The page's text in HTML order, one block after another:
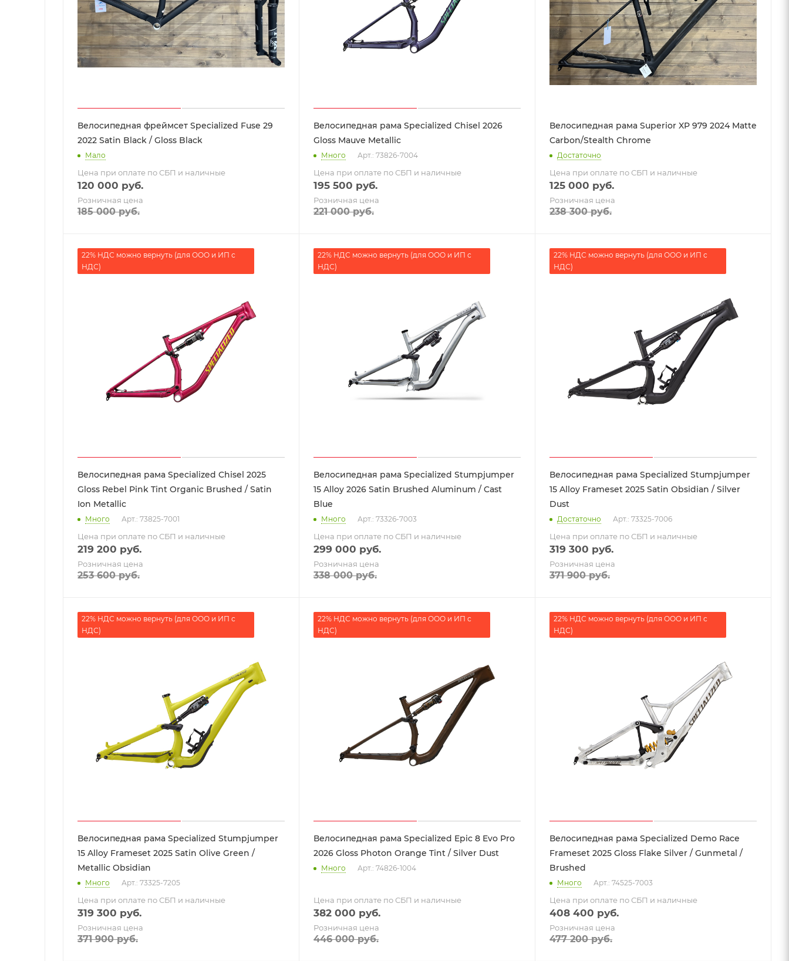
Велосипедная фреймсет Specialized Fuse 29
2022 Satin Black / Gloss Black
Мало
Цена при оплате по СБП и наличные
120 000 руб.
Розничная цена
185 000руб.
Велосипедная рама Specialized Chisel 2026
Gloss Mauve Metallic
Много Арт.: 73826-7004
Цена при оплате по СБП и наличные
195 500 руб.
Розничная цена
221 000руб.
Велосипедная рама Superior XP 979 2024 Matte
Carbon/Stealth Chrome
Достаточно
Цена при оплате по СБП и наличные
125 000 руб.
Розничная цена
238 300руб.
22% НДС можно вернуть (для ООО и ИП с
НДС)
Велосипедная рама Specialized Chisel 2025
Gloss Rebel Pink Tint Organic Brushed / Satin
Ion Metallic
Много Арт.: 73825-7001
Цена при оплате по СБП и наличные
219 200 руб.
Розничная цена
253 600руб.
22% НДС можно вернуть (для ООО и ИП с
НДС)
Велосипедная рама Specialized Stumpjumper
15 Alloy 2026 Satin Brushed Aluminum / Cast
Blue
Много Арт.: 73326-7003
Цена при оплате по СБП и наличные
299 000 руб.
Розничная цена
338 000руб.
22% НДС можно вернуть (для ООО и ИП с
НДС)
Велосипедная рама Specialized Stumpjumper
15 Alloy Frameset 2025 Satin Obsidian / Silver
Dust
Достаточно Арт.: 73325-7006
Цена при оплате по СБП и наличные
319 300 руб.
Розничная цена
371 900руб.
22% НДС можно вернуть (для ООО и ИП с
НДС)
Велосипедная рама Specialized Stumpjumper
15 Alloy Frameset 2025 Satin Olive Green /
Metallic Obsidian
Много Арт.: 73325-7205
Цена при оплате по СБП и наличные
319 300 руб.
Розничная цена
371 900руб.
22% НДС можно вернуть (для ООО и ИП с
НДС)
Велосипедная рама Specialized Epic 8 Evo Pro
2026 Gloss Photon Orange Tint / Silver Dust
Много Арт.: 74826-1004
Цена при оплате по СБП и наличные
382 000 руб.
Розничная цена
446 000руб.
22% НДС можно вернуть (для ООО и ИП с
НДС)
Велосипедная рама Specialized Demo Race
Frameset 2025 Gloss Flake Silver / Gunmetal /
Brushed
Много Арт.: 74525-7003
Цена при оплате по СБП и наличные
408 400 руб.
Розничная цена
477 200руб.